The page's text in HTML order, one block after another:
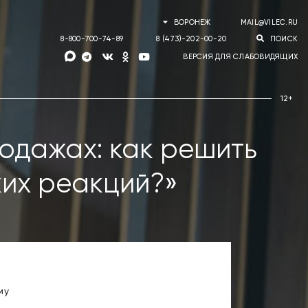
ВОРОНЕЖ MAIL@VILEC.RU
8-800-700-74-89 8 (473)-202-00-20 ПОИСК
ВЕРСИЯ ДЛЯ СЛАБОВИДЯЩИХ
как решить
реакций?»